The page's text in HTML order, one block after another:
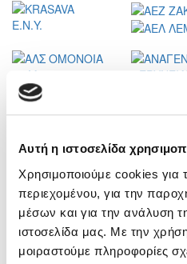
Αυτή η ιστοσελίδα
Χρησιμοποιούμε cookies για
περιεχομένου, για την
μέσων και για την ανάλυση
ιστοσελίδα μας. Με την
μοιραστούμε πληροφορίες